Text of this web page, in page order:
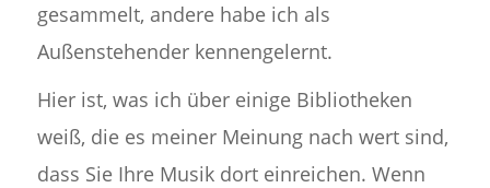
gesammelt, andere habe ich als
Außenstehender kennengelernt.
Hier ist, was ich über einige Bibliotheken
weiß, die es meiner Meinung nach wert sind,
dass Sie Ihre Musik dort einreichen. Wenn